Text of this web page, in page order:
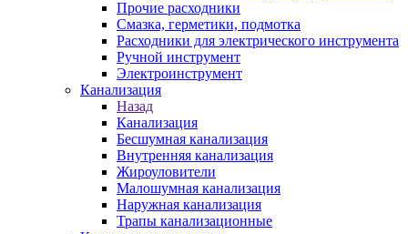
Прочие расходники
Смазка, герметики, подмотка
Расходники для электрического инструмента
Ручной инструмент
Электроинструмент
Канализация
Назад
Канализация
Бесшумная канализация
Внутренняя канализация
Жироуловители
Малошумная канализация
Наружная канализация
Трапы канализационные